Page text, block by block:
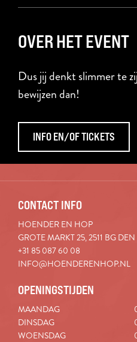
OVER HET EVENT
Dus jij denkt slimmer te
bewijzen dan!
INFO EN/OF TICKETS
CONTACT INFO
HOENDER EN HOP
GROTE MARKT 25, 2511 BG
+31 85 087 60 08
INFO@HOENDERENHOP.NL
OPENINGSTIJDEN
MAANDAG
DINSDAG
WOENSDAG